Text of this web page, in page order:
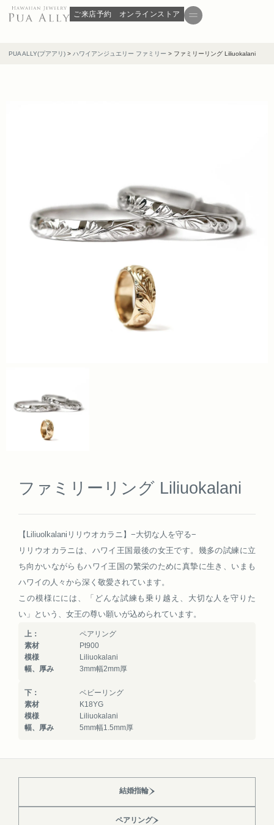
ご来店予約 オンラインストア
PUA ALLY(プアアリ) > ハワイアンジュエリー ファミリー > ファミリーリング Liliuokalani
ファミリーリング Liliuokalani
【Liliuolkalaniリリウオカラニ】−大切な人を守る−
リリウオカラニは、ハワイ王国最後の女王です。幾多の試練に立
ち向かいながらもハワイ王国の繁栄のために真摯に生き、いまも
ハワイの人々から深く敬愛されています。
この模様にには、「どんな試練も乗り越え、大切な人を守りた
い」という、女王の尊い願いが込められています。
上：
ペアリング
素材
Pt900
模様
Liliuokalani
幅、厚み
3mm幅2mm厚
下：
ベビーリング
素材
K18YG
模様
Liliuokalani
幅、厚み
5mm幅1.5mm厚
結婚指輪
ペアリング